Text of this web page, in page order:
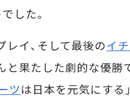
した。
イ、そして最後のイ
果たした劇的な優勝
ツは日本を元気にする